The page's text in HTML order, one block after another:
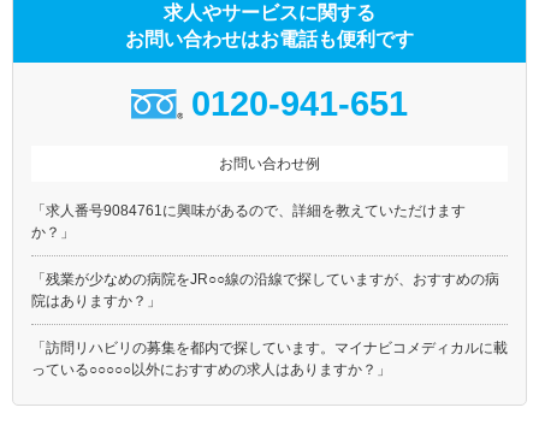
求人やサービスに関する
お問い合わせはお電話も便利です
0120-941-651
お問い合わせ例
「求人番号9084761に興味があるので、詳細を教えていただけます
か？」
「残業が少なめの病院をJR○○線の沿線で探していますが、おすすめの病
院はありますか？」
「訪問リハビリの募集を都内で探しています。マイナビコメディカルに載
っている○○○○○以外におすすめの求人はありますか？」